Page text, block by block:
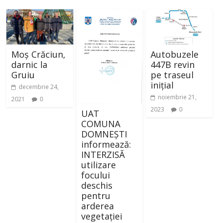
Moș Crăciun,
darnic la
Gruiu
decembrie 24,
2021
0
UAT
COMUNA
DOMNEȘTI
informează:
INTERZISĂ
utilizare
focului
deschis
pentru
arderea
vegetației
Autobuzele
447B revin
pe traseul
inițial
noiembrie 21,
2023
0